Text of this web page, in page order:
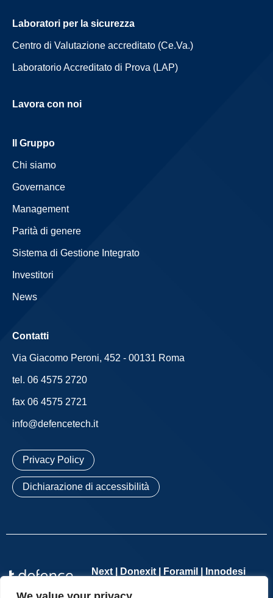
Laboratori per la sicurezza
Centro di Valutazione accreditato (Ce.Va.)
Laboratorio Accreditato di Prova (LAP)
Lavora con noi
Il Gruppo
Chi siamo
Governance
Management
Parità di genere
Sistema di Gestione Integrato
Investitori
News
Contatti
Via Giacomo Peroni, 452 - 00131 Roma
tel. 06 4575 2720
fax 06 4575 2721
info@defencetech.it
Privacy Policy
Dichiarazione di accessibilità
Next | Donexit | Foramil | Innodesi